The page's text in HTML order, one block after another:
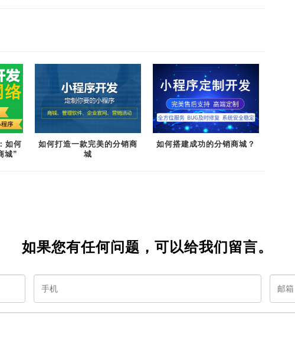
如何
城”
如何打造一款完美的分销商
城
如何搭建成功的分销商城？
如果您有任何问题，可以给我们留言。